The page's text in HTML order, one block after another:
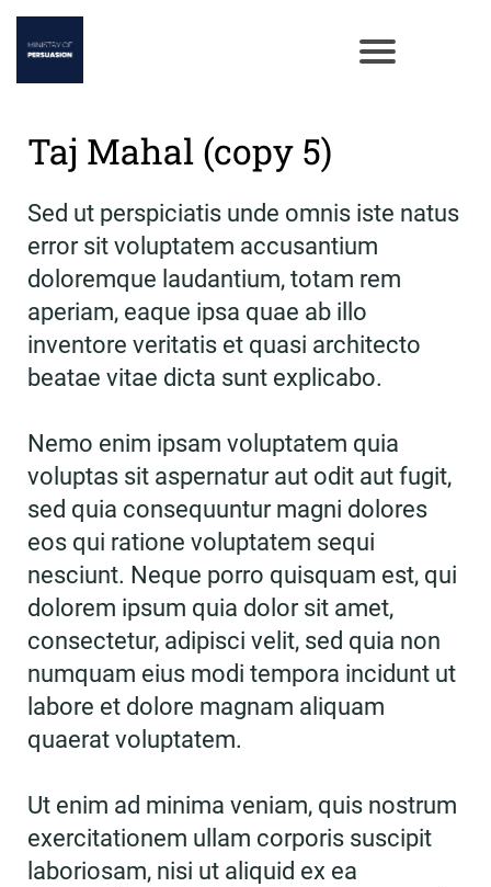
Taj Mahal (copy 5)
Sed ut perspiciatis unde omnis iste natus
error sit voluptatem accusantium
doloremque laudantium, totam rem
aperiam, eaque ipsa quae ab illo
inventore veritatis et quasi architecto
beatae vitae dicta sunt explicabo.
Nemo enim ipsam voluptatem quia
voluptas sit aspernatur aut odit aut fugit,
sed quia consequuntur magni dolores
eos qui ratione voluptatem sequi
nesciunt. Neque porro quisquam est, qui
dolorem ipsum quia dolor sit amet,
consectetur, adipisci velit, sed quia non
numquam eius modi tempora incidunt ut
labore et dolore magnam aliquam
quaerat voluptatem.
Ut enim ad minima veniam, quis nostrum
exercitationem ullam corporis suscipit
laboriosam, nisi ut aliquid ex ea